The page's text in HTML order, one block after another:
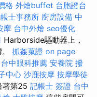
格 外燴buffet 台胞證台
士事務所 廚房設備 中
摩 台中外燴 seo優化
Harborside驅動器上，
抓姦蒐證 on page
台中眼科推薦 安養院 撥
中心 沙鹿按摩 按摩學徒
著第25 記帳士 簽證 台中